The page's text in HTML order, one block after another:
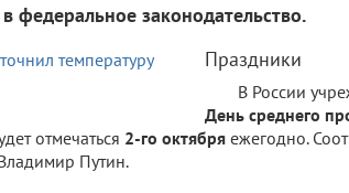
федеральное законодательство.
Праздники
В России
День среднего
отмечаться 2-го октября ежегодно.
Путин.